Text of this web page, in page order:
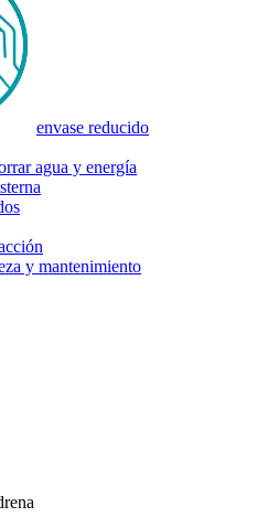
envase reducido
agua y energía
y mantenimiento